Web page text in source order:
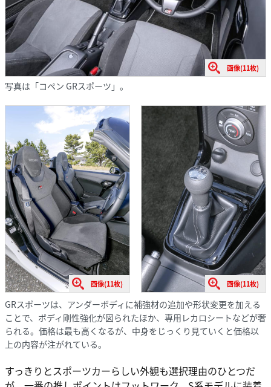
画像(11枚)
写真は「コペン GRスポーツ」。
画像(11枚) 画像(11枚)
GRスポーツは、アンダーボディに補強材の追加や形状変更を加える
ことで、ボディ剛性強化が図られたほか、専用レカロシートなどが奢
られる。価格は最も高くなるが、中身をじっくり見ていくと価格以
上の内容が注がれている。
すっきりとスポーツカーらしい外観も選択理由のひとつだ